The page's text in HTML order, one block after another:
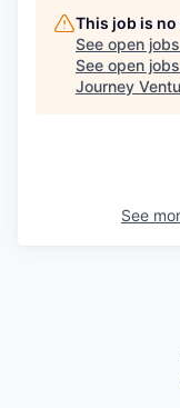
This job is
See open
See open
Journey
See